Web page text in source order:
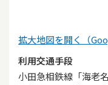
拡大地図を開く（
利用交通手段
小田急相鉄線「海老